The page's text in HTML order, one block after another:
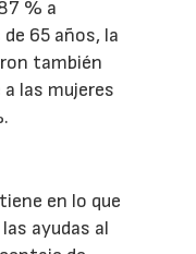
% a
65 años, la
también
las mujeres
en lo que
ayudas al